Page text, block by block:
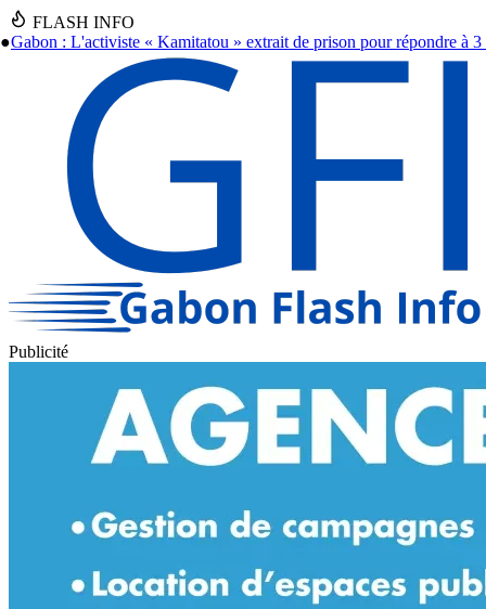
FLASH INFO
de prison pour répondre à 3 nouvelles plaintes●Gabon: Le
Publicité